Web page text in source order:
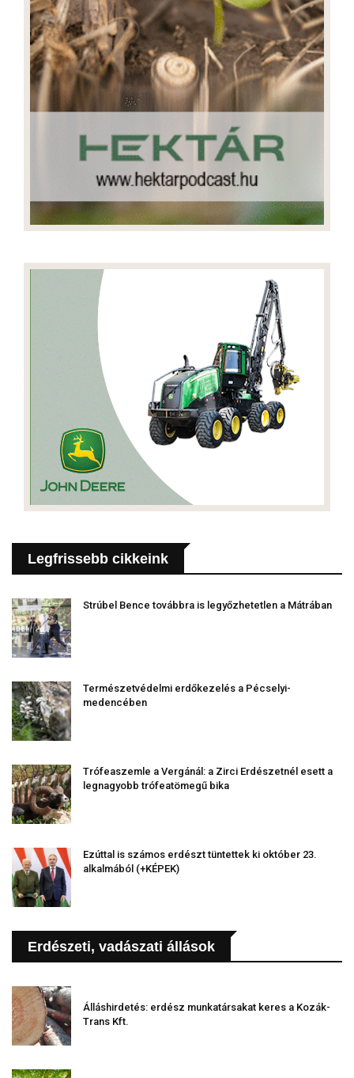
Legfrissebb cikkeink
Strúbel Bence továbbra is legyőzhetetlen a Mátrában
Természetvédelmi erdőkezelés a Pécselyi-
medencében
Trófeaszemle a Vergánál: a Zirci Erdészetnél esett a
legnagyobb trófeatömegű bika
Ezúttal is számos erdészt tüntettek ki október 23.
alkalmából (+KÉPEK)
Erdészeti, vadászati állások
Álláshirdetés: erdész munkatársakat keres a Kozák-
Trans Kft.